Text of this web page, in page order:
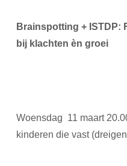
Brainspotting + ISTDP:
bij klachten èn groei
Woensdag 11 maart
kinderen die vast